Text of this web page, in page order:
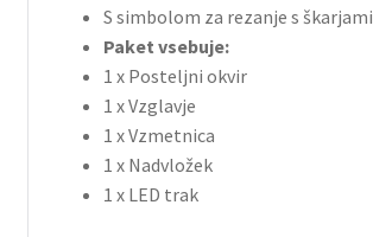
S simbolom za rezanje s škarjami
Paket vsebuje:
1 x Posteljni okvir
1 x Vzglavje
1 x Vzmetnica
1 x Nadvložek
1 x LED trak